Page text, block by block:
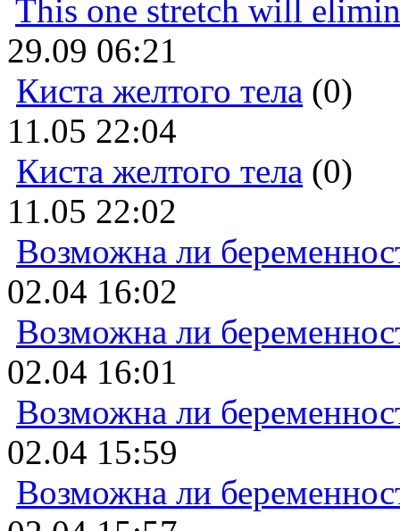
This one stretch will
29.09 06:21
Киста желтого тела (0)
11.05 22:04
Киста желтого тела (0)
11.05 22:02
Возможна ли
02.04 16:02
Возможна ли
02.04 16:01
Возможна ли
02.04 15:59
Возможна ли